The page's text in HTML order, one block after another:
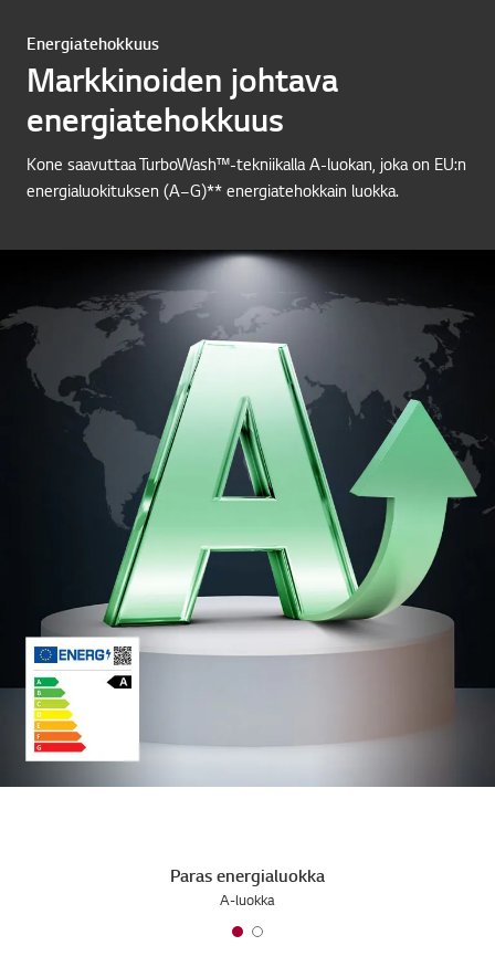
Energiatehokkuus
Markkinoiden johtava
energiatehokkuus
Kone saavuttaa TurboWash™-tekniikalla A-luokan, joka on EU:n
energialuokituksen (A–G)** energiatehokkain luokka.
Paras energialuokka
A-luokka